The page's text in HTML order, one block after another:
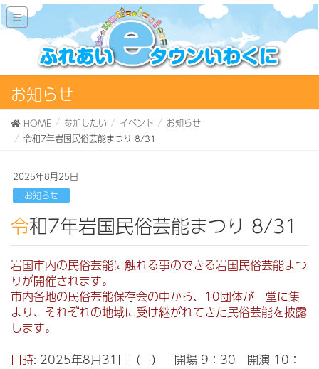
お知らせ
HOME 参加したい イベント
お知らせ
令和7年岩国民俗芸能まつり 8/31
2025年8月25日
お知らせ
令和7年岩国民俗芸能まつり 8/31
岩国市内の民俗芸能に触れる事のできる岩国民俗芸能まつ
りが開催されます。
市内各地の民俗芸能保存会の中から、10団体が一堂に集
まり、それぞれの地域に受け継がれてきた民俗芸能を披露
します。
日時: 2025年8月31日（日） 開場 9：30 開演 10：